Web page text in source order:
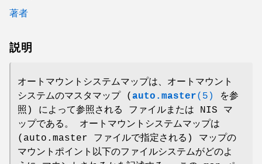
著者
説明
オートマウントシステムマップは、オートマウント
システムのマスタマップ ( auto.master(5)
を参
照) によって参照される ファイルまたは NIS マ
ップである。 オートマウントシステムマップは
(auto.master ファイルで指定される) マップの
マウントポイント以下のファイルシステムがどのよ